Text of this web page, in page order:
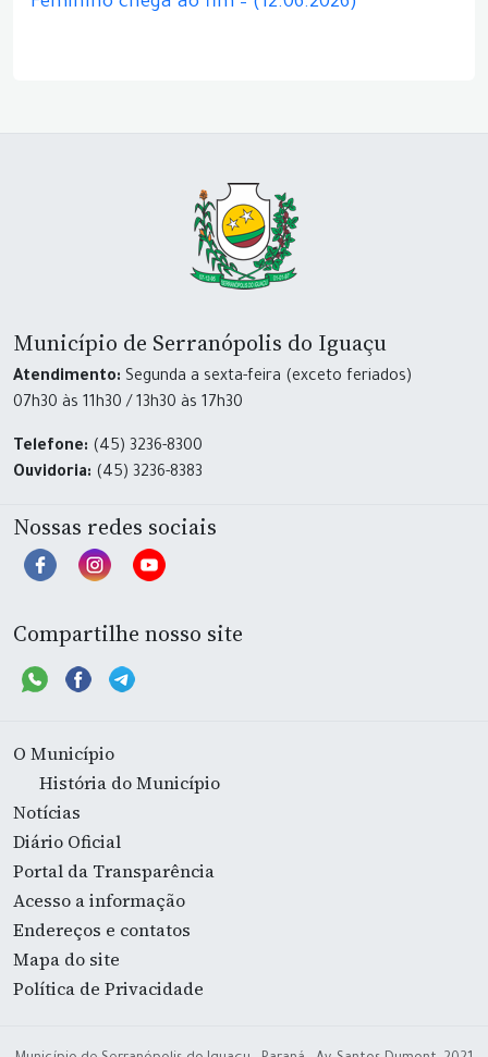
Município de Serranópolis do Iguaçu
Atendimento: Segunda a sexta-feira (exceto feriados)
07h30 às 11h30 / 13h30 às 17h30
Telefone: (45) 3236-8300
Ouvidoria: (45) 3236-8383
Nossas redes sociais
Compartilhe nosso site
O Município
História do Município
Notícias
Diário Oficial
Portal da Transparência
Acesso a informação
Endereços e contatos
Mapa do site
Política de Privacidade